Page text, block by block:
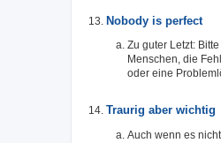
Nobody is perfect
Zu guter Letzt:
Menschen, die
oder eine
Traurig aber wichtig
Auch wenn es